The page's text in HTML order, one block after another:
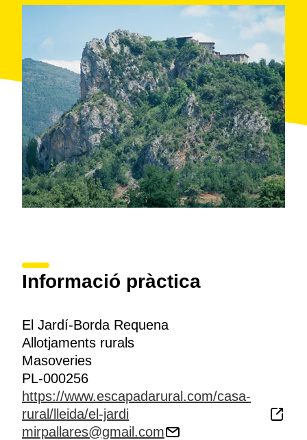
Informació pràctica
El Jardí-Borda Requena
Allotjaments rurals
Masoveries
PL-000256
https://www.escapadarural.com/casa-
rural/lleida/el-jardi
mirpallares@gmail.com